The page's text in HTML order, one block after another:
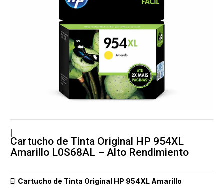
Cartucho de Tinta Original HP 954XL
Amarillo L0S68AL – Alto Rendimiento
El Cartucho de Tinta Original HP 954XL Amarillo